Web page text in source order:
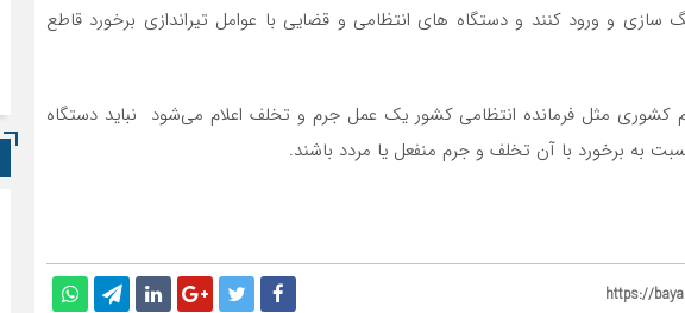
و ورود کنند و دستگاه های انتظامی و قضایی با عوامل‌ تیراندازی برخورد قاطع
کشوری مثل فرمانده انتظامی کشور یک عمل جرم و تخلف اعلام می‌شود نباید دستگاه
به برخورد با آن تخلف و جرم منفعل یا مردد باشند.
https://